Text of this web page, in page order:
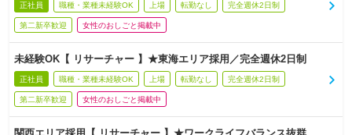
正社員 職種・業種未経験OK 上場 転勤なし 完全週休2日制
第二新卒歓迎 女性のおしごと掲載中
未経験OK【 リサーチャー 】★東海エリア採用／完全週休2日制
正社員 職種・業種未経験OK 上場 転勤なし 完全週休2日制
第二新卒歓迎 女性のおしごと掲載中